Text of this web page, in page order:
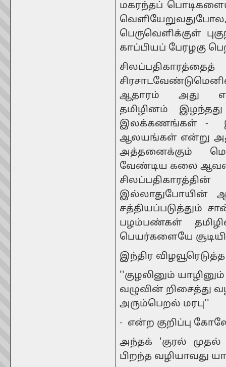
மகரந்தப்
பெருவெளிக்குள்
காப்பியப் பேரழகு
ஆதாரம் அது
தமிழினம்
இலக்கணங்கள் -
ஆலயங்கள் என்று
அத்தனைக்கும்
வேண்டிய கலை
இல்லாதுபோயின்
சத்தியப்படுத்தும்
பழம்பண்கள்
பெயர்களையே
இந்திர
''குழலினும்
வழுவின் றிசைத்து
அரும்பெறல் மரபு''
- என்ற குறிப்பு
அந்தக் 'குரல்
பிறந்த வழியாவது